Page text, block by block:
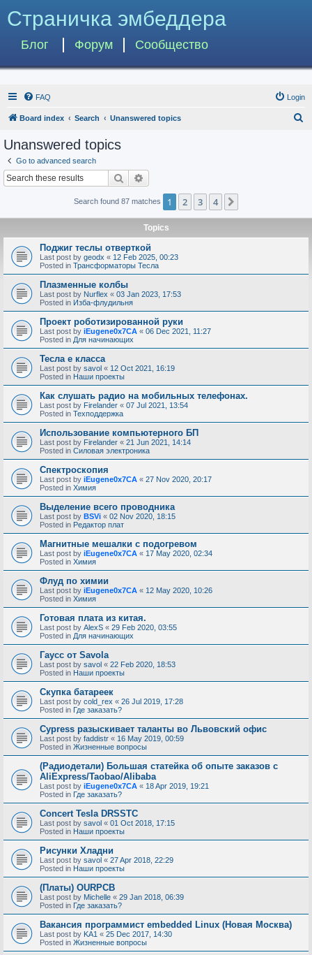
Страничка эмбеддера
Блог Форум Сообщество
FAQ Login
Board index Search Unanswered topics
Unanswered topics
Go to advanced search
Search
Search found 87 matches 1 2 3 4
Topics
Поджиг теслы отверткой
Last post by geodx « 12 Feb 2025, 00:23
Posted in Трансформаторы Тесла
Плазменные колбы
Last post by Nurflex « 03 Jan 2023, 17:53
Posted in Изба-флудильня
Проект роботизированной руки
Last post by iEugene0x7CA « 06 Dec 2021, 11:27
Posted in Для начинающих
Тесла е класса
Last post by savol « 12 Oct 2021, 16:19
Posted in Наши проекты
Как слушать радио на мобильных телефонах.
Last post by Firelander « 07 Jul 2021, 13:54
Posted in Техподдержка
Использование компьютерного БП
Last post by Firelander « 21 Jun 2021, 14:14
Posted in Силовая электроника
Спектроскопия
Last post by iEugene0x7CA « 27 Nov 2020, 20:17
Posted in Химия
Выделение всего проводника
Last post by BSVi « 02 Nov 2020, 18:15
Posted in Редактор плат
Магнитные мешалки с подогревом
Last post by iEugene0x7CA « 17 May 2020, 02:34
Posted in Химия
Флуд по химии
Last post by iEugene0x7CA « 12 May 2020, 10:26
Posted in Химия
Готовая плата из китая.
Last post by AlexS « 29 Feb 2020, 03:55
Posted in Для начинающих
Гаусс от Savola
Last post by savol « 22 Feb 2020, 18:53
Posted in Наши проекты
Скупка батареек
Last post by cold_rex « 26 Jul 2019, 17:28
Posted in Где заказать?
Cypress разыскивает таланты во Львовский офис
Last post by faddistr « 16 May 2019, 00:59
Posted in Жизненные вопросы
(Радиодетали) Большая статейка об опыте заказов с
AliExpress/Taobao/Alibaba
Last post by iEugene0x7CA « 18 Apr 2019, 19:21
Posted in Где заказать?
Concert Tesla DRSSTC
Last post by savol « 01 Oct 2018, 17:15
Posted in Наши проекты
Рисунки Хладни
Last post by savol « 27 Apr 2018, 22:29
Posted in Наши проекты
(Платы) OURPCB
Last post by Michelle « 29 Jan 2018, 06:39
Posted in Где заказать?
Вакансия программист embedded Linux (Новая Москва)
Last post by KA1 « 25 Dec 2017, 14:30
Posted in Жизненные вопросы